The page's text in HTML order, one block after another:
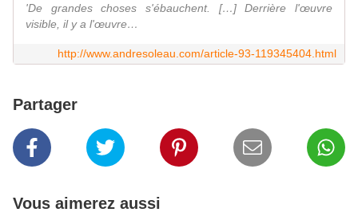
'De grandes choses s'ébauchent. […] Derrière l'œuvre
visible, il y a l'œuvre…
http://www.andresoleau.com/article-93-119345404.html
Partager
Vous aimerez aussi